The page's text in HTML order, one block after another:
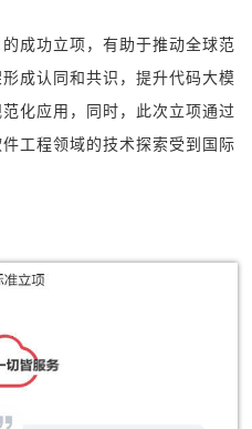
成功立项，有助于推动全球范
成认同和共识，提升代码大模
化应用，同时，此次立项通过
工程领域的技术探索受到国际